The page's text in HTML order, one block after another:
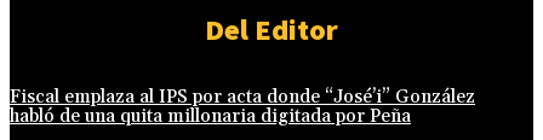
Del Editor
Fiscal emplaza al IPS por acta donde “José’i” González
habló de una quita millonaria digitada por Peña